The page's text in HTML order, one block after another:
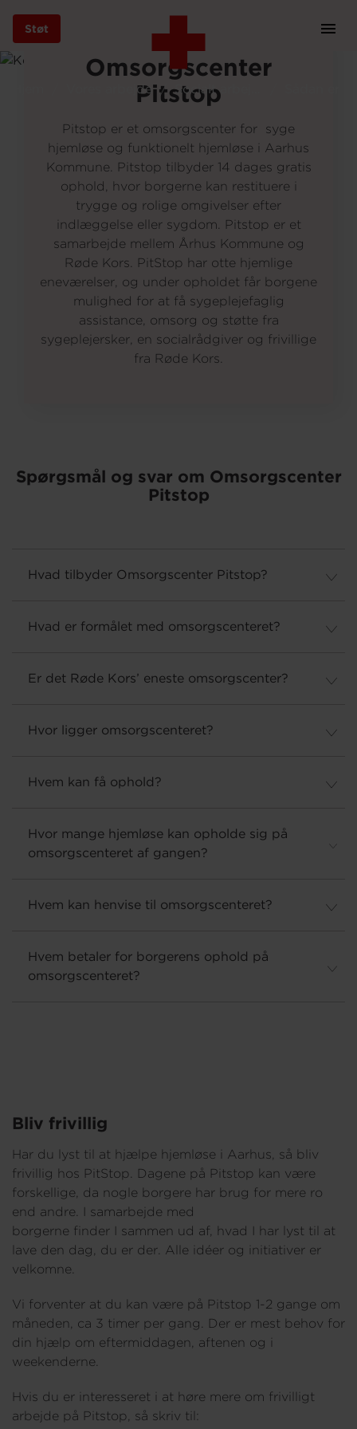
Gå
Støt
Støt
Bliv frivillig
Vores indsatser
Vores arbejde
Foto: Johnny Anton Wichmann
Omsorgscenter
Pitstop
Pitstop er et omsorgscenter for syge
hjemløse og funktionelt hjemløse i Aarhus
Kommune. Pitstop tilbyder 14 dages gratis
ophold, hvor borgerne kan restituere i
trygge og rolige omgivelser efter
indlæggelse eller sygdom. Pitstop er et
samarbejde mellem Århus Kommune og
Røde Kors. PitStop har otte hjemlige
eneværelser, og under opholdet får borgene
mulighed for at få sygeplejefaglig
assistance, omsorg og støtte fra
sygeplejersker, en socialrådgiver og frivillige
fra Røde Kors.
Spørgsmål og svar om Omsorgscenter
Pitstop
Hvad tilbyder Omsorgscenter Pitstop?
Hvad er formålet med omsorgscenteret?
Er det Røde Kors’ eneste omsorgscenter?
Hvor ligger omsorgscenteret?
Hvem kan få ophold?
Hvor mange hjemløse kan opholde sig på
omsorgscenteret af gangen?
Hvem kan henvise til omsorgscenteret?
Hvem betaler for borgerens ophold på
omsorgscenteret?
Bliv frivillig
Har du lyst til at hjælpe hjemløse i Aarhus, så bliv
frivillig hos PitStop. Dagene på Pitstop kan være
forskellige, da nogle borgere har brug for mere ro
end andre. I samarbejde med
borgerne finder I sammen ud af, hvad I har lyst til at
lave den dag, du er der. Alle idéer og initiativer er
velkomne.
Vi forventer at du kan være på Pitstop 1-2 gange om
måneden, ca 3 timer per gang. Der er mest behov for
din hjælp om eftermiddagen, aftenen og i
weekenderne.
Hvis du er interesseret i at høre mere om frivilligt
arbejde på Pitstop, så skriv til: